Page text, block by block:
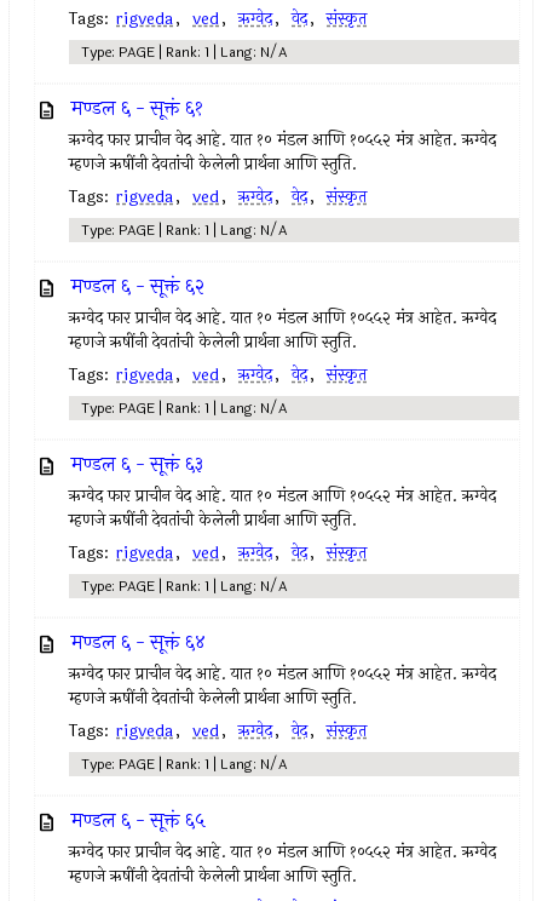
Tags: rigveda, ved, ऋग्वेद, वेद, संस्कृत
Type: PAGE | Rank: 1 | Lang: N/A
मण्डल ६ - सूक्तं ६१
ऋग्वेद फार प्राचीन वेद आहे. यात १० मंडल आणि १०५५२ मंत्र आहेत. ऋग्वेद
म्हणजे ऋषींनी देवतांची केलेली प्रार्थना आणि स्तुति.
Tags: rigveda, ved, ऋग्वेद, वेद, संस्कृत
Type: PAGE | Rank: 1 | Lang: N/A
मण्डल ६ - सूक्तं ६२
ऋग्वेद फार प्राचीन वेद आहे. यात १० मंडल आणि १०५५२ मंत्र आहेत. ऋग्वेद
म्हणजे ऋषींनी देवतांची केलेली प्रार्थना आणि स्तुति.
Tags: rigveda, ved, ऋग्वेद, वेद, संस्कृत
Type: PAGE | Rank: 1 | Lang: N/A
मण्डल ६ - सूक्तं ६३
ऋग्वेद फार प्राचीन वेद आहे. यात १० मंडल आणि १०५५२ मंत्र आहेत. ऋग्वेद
म्हणजे ऋषींनी देवतांची केलेली प्रार्थना आणि स्तुति.
Tags: rigveda, ved, ऋग्वेद, वेद, संस्कृत
Type: PAGE | Rank: 1 | Lang: N/A
मण्डल ६ - सूक्तं ६४
ऋग्वेद फार प्राचीन वेद आहे. यात १० मंडल आणि १०५५२ मंत्र आहेत. ऋग्वेद
म्हणजे ऋषींनी देवतांची केलेली प्रार्थना आणि स्तुति.
Tags: rigveda, ved, ऋग्वेद, वेद, संस्कृत
Type: PAGE | Rank: 1 | Lang: N/A
मण्डल ६ - सूक्तं ६५
ऋग्वेद फार प्राचीन वेद आहे. यात १० मंडल आणि १०५५२ मंत्र आहेत. ऋग्वेद
म्हणजे ऋषींनी देवतांची केलेली प्रार्थना आणि स्तुति.